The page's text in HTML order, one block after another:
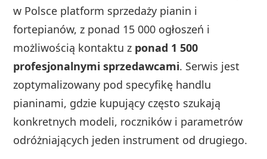
w Polsce platform sprzedaży pianin i
fortepianów, z ponad 15 000 ogłoszeń i
możliwością kontaktu z ponad 1 500
profesjonalnymi sprzedawcami. Serwis jest
zoptymalizowany pod specyfikę handlu
pianinami, gdzie kupujący często szukają
konkretnych modeli, roczników i parametrów
odróżniających jeden instrument od drugiego.